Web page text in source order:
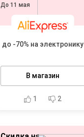
До 11 мая
до -70% на электронику
В магазин
1 2